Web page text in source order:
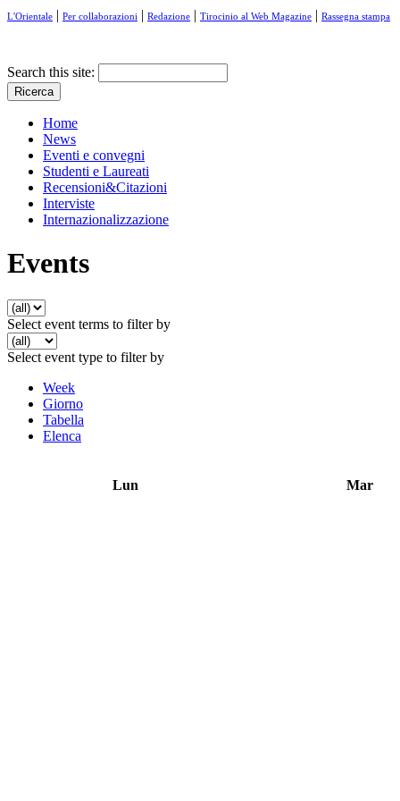
L'Orientale | Per collaborazioni | Redazione | Tirocinio al Web Magazine | Rassegna stampa
Search this site:
Home
News
Eventi e convegni
Studenti e Laureati
Recensioni&Citazioni
Interviste
Internazionalizzazione
Events
Select event terms to filter by
Select event type to filter by
Week
Giorno
Tabella
Elenca
Lun Mar